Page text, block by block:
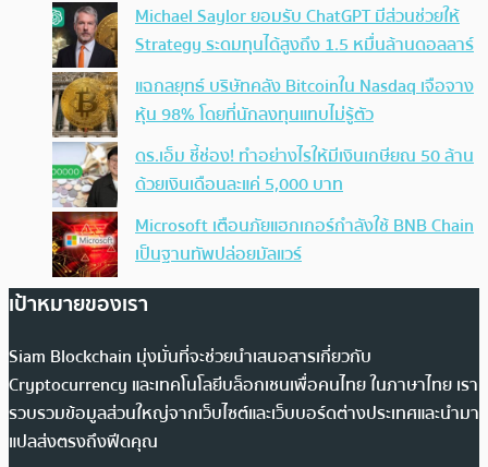
Michael Saylor ยอมรับ ChatGPT มีส่วนช่วยให้
Strategy ระดมทุนได้สูงถึง 1.5 หมื่นล้านดอลลาร์
แฉกลยุทธ์ บริษัทคลัง Bitcoinใน Nasdaq เจือจาง
หุ้น 98% โดยที่นักลงทุนแทบไม่รู้ตัว
ดร.เอ็ม ชี้ช่อง! ทำอย่างไรให้มีเงินเกษียณ 50 ล้าน
ด้วยเงินเดือนละแค่ 5,000 บาท
Microsoft เตือนภัยแฮกเกอร์กำลังใช้ BNB Chain
เป็นฐานทัพปล่อยมัลแวร์
เป้าหมายของเรา
Siam Blockchain มุ่งมั่นที่จะช่วยนำเสนอสารเกี่ยวกับ
Cryptocurrency และเทคโนโลยีบล็อกเชนเพื่อคนไทย ในภาษาไทย เรา
รวบรวมข้อมูลส่วนใหญ่จากเว็บไซต์และเว็บบอร์ดต่างประเทศและนำมา
แปลส่งตรงถึงฟีดคุณ